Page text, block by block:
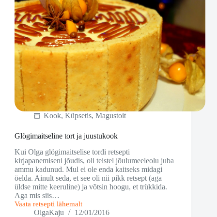
Kook, Küpsetis, Magustoit
Glögimaitseline tort ja juustukook
Kui Olga glögimaitselise tordi retsepti
kirjapanemiseni jõudis, oli teistel jõulumeeleolu juba
ammu kadunud. Mul ei ole enda kaitseks midagi
öelda. Ainult seda, et see oli nii pikk retsept (aga
üldse mitte keeruline) ja võtsin hoogu, et trükkida.
Aga mis siis…
Vaata retsepti lähemalt
Glögimaitseline
OlgaKaju 12/01/2016